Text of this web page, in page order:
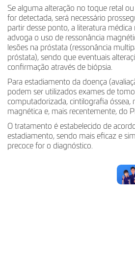
Se alguma alteração no toque retal
for detectada, será necessário
partir desse ponto, a literatura médica
advoga o uso de ressonância
lesões na próstata (ressonância
próstata), sendo que eventuais
confirmação através de biópsia.
Para estadiamento da doença
podem ser utilizados exames de
computadorizada, cintilografia óssea,
magnética e, mais recentemente, do
O tratamento é estabelecido de
estadiamento, sendo mais eficaz e
precoce for o diagnóstico.